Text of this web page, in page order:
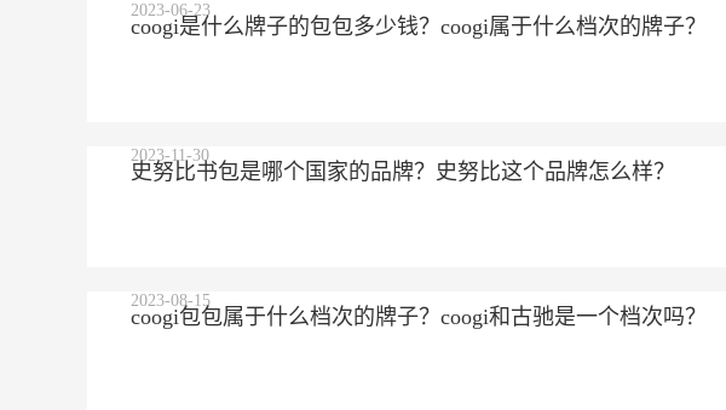
coogi是什么牌子的包包多少钱？coogi属于什么档次的牌子？
2023-06-23
史努比书包是哪个国家的品牌？史努比这个品牌怎么样？
2023-11-30
coogi包包属于什么档次的牌子？coogi和古驰是一个档次吗？
2023-08-15